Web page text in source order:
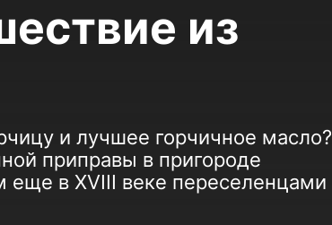
из
и лучшее горчичное масло?
приправы в пригороде
еще в XVIII веке переселенцами